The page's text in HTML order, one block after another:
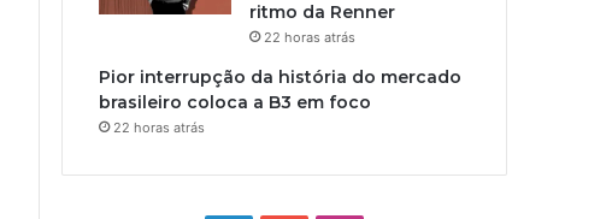
ritmo da Renner
22 horas atrás
Pior interrupção da história do mercado
brasileiro coloca a B3 em foco
22 horas atrás